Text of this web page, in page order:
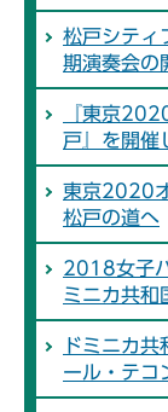
松戸シティ
期演奏会の
『東京
戸』を開催
東京2020
松戸の道へ
2018女子
ミニカ共和
ドミニカ
ール・テコ